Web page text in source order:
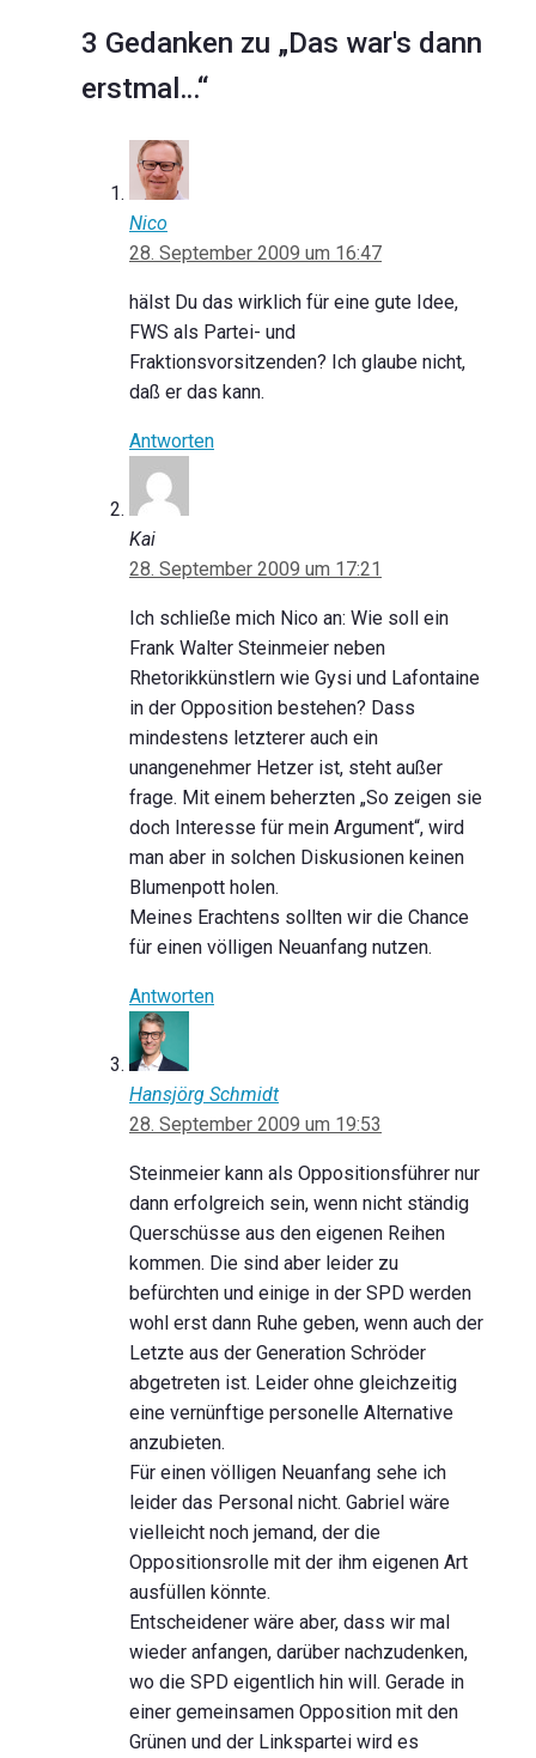
3 Gedanken zu „Das war's dann
erstmal…“
Nico
28. September 2009 um 16:47
hälst Du das wirklich für eine gute Idee,
FWS als Partei- und
Fraktionsvorsitzenden? Ich glaube nicht,
daß er das kann.
Antworten
Kai
28. September 2009 um 17:21
Ich schließe mich Nico an: Wie soll ein
Frank Walter Steinmeier neben
Rhetorikkünstlern wie Gysi und Lafontaine
in der Opposition bestehen? Dass
mindestens letzterer auch ein
unangenehmer Hetzer ist, steht außer
frage. Mit einem beherzten „So zeigen sie
doch Interesse für mein Argument“, wird
man aber in solchen Diskusionen keinen
Blumenpott holen.
Meines Erachtens sollten wir die Chance
für einen völligen Neuanfang nutzen.
Antworten
Hansjörg Schmidt
28. September 2009 um 19:53
Steinmeier kann als Oppositionsführer nur
dann erfolgreich sein, wenn nicht ständig
Querschüsse aus den eigenen Reihen
kommen. Die sind aber leider zu
befürchten und einige in der SPD werden
wohl erst dann Ruhe geben, wenn auch der
Letzte aus der Generation Schröder
abgetreten ist. Leider ohne gleichzeitig
eine vernünftige personelle Alternative
anzubieten.
Für einen völligen Neuanfang sehe ich
leider das Personal nicht. Gabriel wäre
vielleicht noch jemand, der die
Oppositionsrolle mit der ihm eigenen Art
ausfüllen könnte.
Entscheidener wäre aber, dass wir mal
wieder anfangen, darüber nachzudenken,
wo die SPD eigentlich hin will. Gerade in
einer gemeinsamen Opposition mit den
Grünen und der Linkspartei wird es